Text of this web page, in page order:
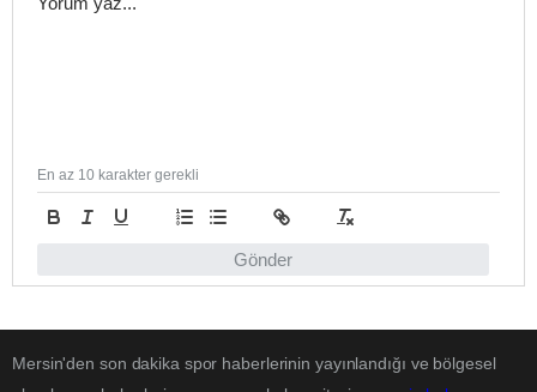
Gönder
En az 10 karakter gerekli
Mersin'den son dakika spor haberlerinin yayınlandığı ve bölgesel